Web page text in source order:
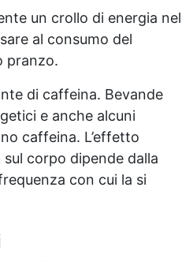
un crollo di energia nel
al consumo del
pranzo.
di caffeina. Bevande
e anche alcuni
caffeina. L’effetto
corpo dipende dalla
con cui la si